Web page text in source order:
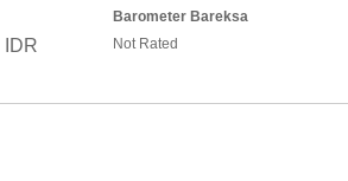
IDR
Barometer Bareksa
Not Rated